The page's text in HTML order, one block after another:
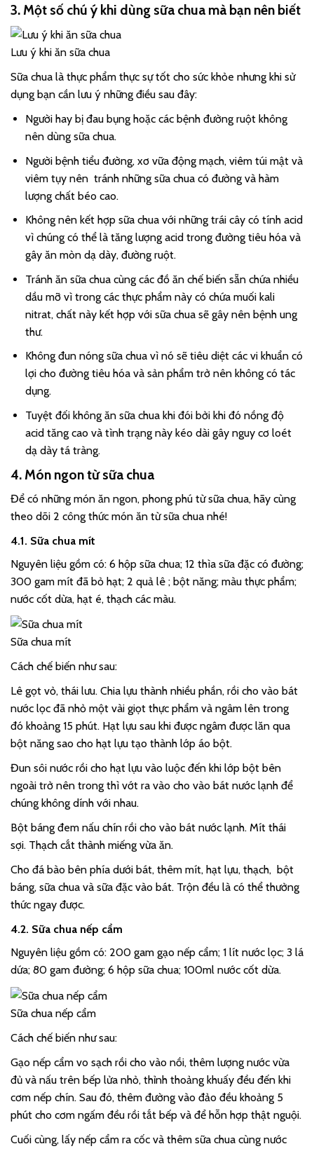
3. Một số chú ý khi dùng sữa chua mà bạn nên biết
Lưu ý khi ăn sữa chua
Sữa chua là thực phẩm thực sự tốt cho sức khỏe nhưng khi sử
dụng bạn cần lưu ý những điều sau đây:
Người hay bị đau bụng hoặc các bệnh đường ruột không
nên dùng sữa chua.
Người bệnh tiểu đường, xơ vữa động mạch, viêm túi mật và
viêm tụy nên tránh những sữa chua có đường và hàm
lượng chất béo cao.
Không nên kết hợp sữa chua với những trái cây có tính acid
vì chúng có thể là tăng lượng acid trong đường tiêu hóa và
gây ăn mòn dạ dày, đường ruột.
Tránh ăn sữa chua cùng các đồ ăn chế biến sẵn chứa nhiều
dầu mỡ vì trong các thực phẩm này có chứa muối kali
nitrat, chất này kết hợp với sữa chua sẽ gây nên bệnh ung
thư.
Không đun nóng sữa chua vì nó sẽ tiêu diệt các vi khuẩn có
lợi cho đường tiêu hóa và sản phẩm trở nên không có tác
dụng.
Tuyệt đối không ăn sữa chua khi đói bởi khi đó nồng độ
acid tăng cao và tình trạng này kéo dài gây nguy cơ loét
dạ dày tá tràng.
4. Món ngon từ sữa chua
Để có những món ăn ngon, phong phú từ sữa chua, hãy cùng
theo dõi 2 công thức món ăn từ sữa chua nhé!
4.1. Sữa chua mít
Nguyên liệu gồm có: 6 hộp sữa chua; 12 thìa sữa đặc có đường;
300 gam mít đã bỏ hạt; 2 quả lê ; bột năng; màu thực phẩm;
nước cốt dừa, hạt é, thạch các màu.
Sữa chua mít
Cách chế biến như sau:
Lê gọt vỏ, thái lưu. Chia lựu thành nhiều phần, rồi cho vào bát
nước lọc đã nhỏ một vài giọt thực phẩm và ngâm lên trong
đó khoảng 15 phút. Hạt lựu sau khi được ngâm được lăn qua
bột năng sao cho hạt lựu tạo thành lớp áo bột.
Đun sôi nước rồi cho hạt lựu vào luộc đến khi lớp bột bên
ngoài trở nên trong thì vớt ra vào cho vào bát nước lạnh để
chúng không dính với nhau.
Bột báng đem nấu chín rồi cho vào bát nước lạnh. Mít thái
sợi. Thạch cắt thành miếng vừa ăn.
Cho đá bào bên phía dưới bát, thêm mít, hạt lựu, thạch, bột
báng, sữa chua và sữa đặc vào bát. Trộn đều là có thể thưởng
thức ngay được.
4.2. Sữa chua nếp cẩm
Nguyên liệu gồm có: 200 gam gạo nếp cẩm; 1 lít nước lọc; 3 lá
dứa; 80 gam đường; 6 hộp sữa chua; 100ml nước cốt dừa.
Sữa chua nếp cẩm
Cách chế biến như sau:
Gạo nếp cẩm vo sạch rồi cho vào nồi, thêm lượng nước vừa
đủ và nấu trên bếp lửa nhỏ, thỉnh thoảng khuấy đều đến khi
cơm nếp chín. Sau đó, thêm đường vào đảo đều khoảng 5
phút cho cơm ngấm đều rồi tắt bếp và để hỗn hợp thật nguội.
Cuối cùng, lấy nếp cẩm ra cốc và thêm sữa chua cùng nước